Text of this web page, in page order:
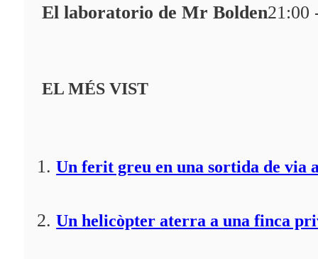
El laboratorio de Mr Bolden21:00
EL MÉS VIST
Un ferit greu en una sortida de via
Un helicòpter aterra a una finca